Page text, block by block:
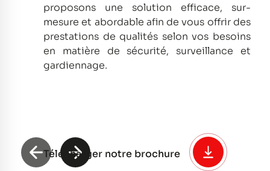
proposons une solution efficace, sur-
mesure et abordable afin de vous offrir des
prestations de qualités selon vos besoins
en matière de sécurité, surveillance et
gardiennage.
Télécharger notre brochure